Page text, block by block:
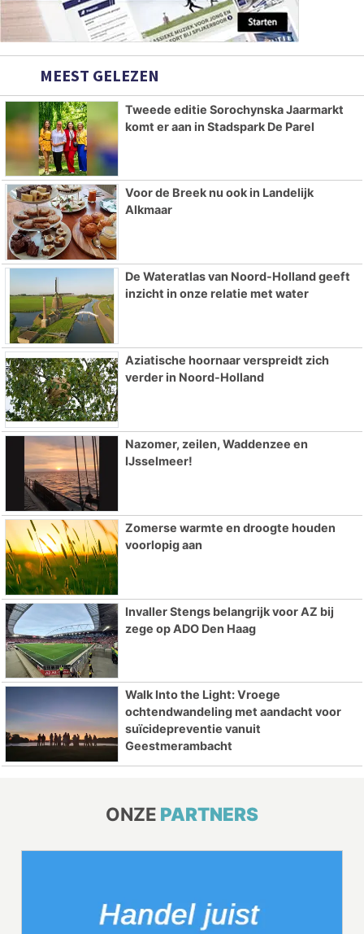
MEEST GELEZEN
Tweede editie Sorochynska Jaarmarkt
komt er aan in Stadspark De Parel
Voor de Breek nu ook in Landelijk
Alkmaar
De Wateratlas van Noord-Holland geeft
inzicht in onze relatie met water
Aziatische hoornaar verspreidt zich
verder in Noord-Holland
Nazomer, zeilen, Waddenzee en
IJsselmeer!
Zomerse warmte en droogte houden
voorlopig aan
Invaller Stengs belangrijk voor AZ bij
zege op ADO Den Haag
Walk Into the Light: Vroege
ochtendwandeling met aandacht voor
suïcidepreventie vanuit
Geestmerambacht
ONZE PARTNERS